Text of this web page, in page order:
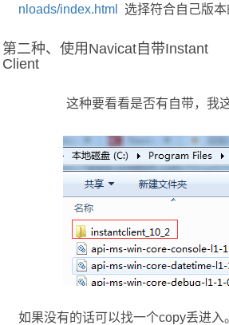
nloads/index.html 选择符合自己版
第二种、使用Navicat自带Instant
Client
这种要看看是否有自带，我这里
如果没有的话可以找一个copy丢进入